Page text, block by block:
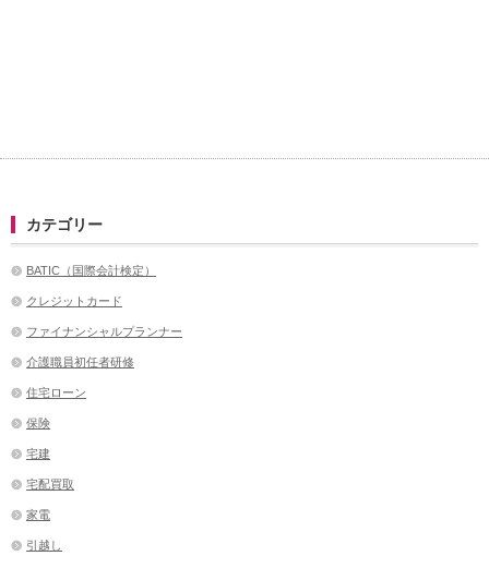
カテゴリー
BATIC（国際会計検定）
クレジットカード
ファイナンシャルプランナー
介護職員初任者研修
住宅ローン
保険
宅建
宅配買取
家電
引越し